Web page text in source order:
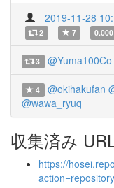
2019-11-28
2 7 0.000
3 @Yuma100Co
4 @okihakufan
@wawa_ryuq
収集済み
https://